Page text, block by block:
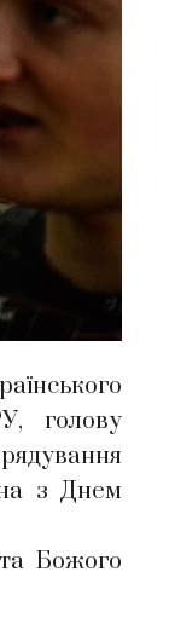
голову
з Днем
Божого